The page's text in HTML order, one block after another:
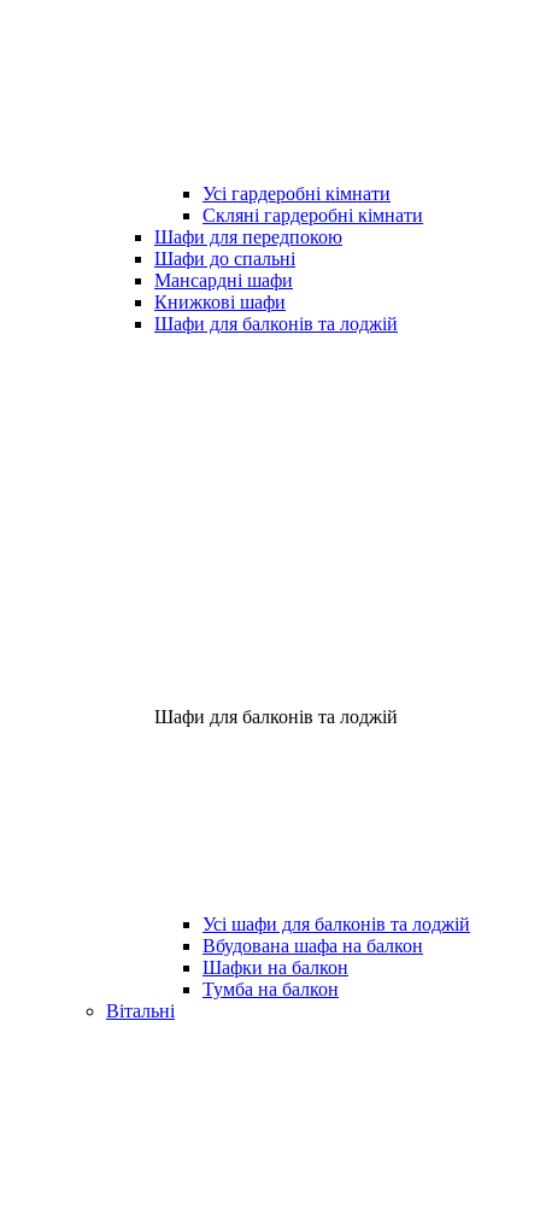
Усі гардеробні кімнати
Скляні гардеробні кімнати
Шафи для передпокою
Шафи до спальні
Мансардні шафи
Книжкові шафи
Шафи для балконів та лоджій
Шафи для балконів та лоджій
Усі шафи для балконів та лоджій
Вбудована шафа на балкон
Шафки на балкон
Тумба на балкон
Вітальні